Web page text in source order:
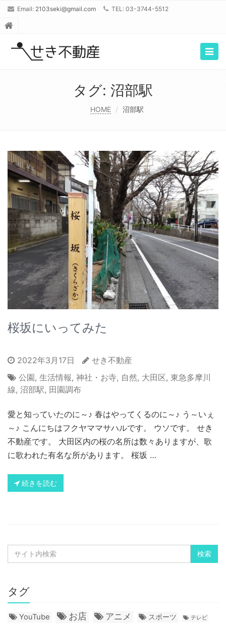
Email: 2103seki@gmail.com TEL: 03-3744-5512
タグ: 沼部駅
HOME 沼部駅
桜坂にいってみた
2022年3月17日
せき不動産
公園, 生活情報 , 神社・お寺, 自然, 大田区, 東急多摩川
線, 沼部駅, 田園調布
愛と知っていたのに～♪ 春はやってくるのに～♪ う～いぇ
～♪ こんにちはフクヤママサハルです。 ウソです。 せき
不動産です。 大田区内の桜の名所は数々ありますが、歌
に歌われた有名な所があります。 桜坂 …
続きを読む
タグ
YouTube お店 アニメ スポーツ テレビ